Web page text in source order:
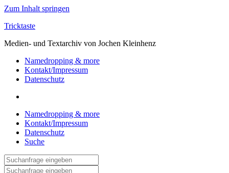
Zum Inhalt springen
Tricktaste
Medien- und Textarchiv von Jochen Kleinhenz
Namedropping & more
Kontakt/Impressum
Datenschutz
Namedropping & more
Kontakt/Impressum
Datenschutz
Suche
Suche
nach:
Suche